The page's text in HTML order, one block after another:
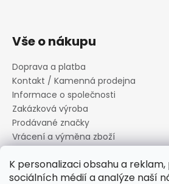
K personalizaci obsahu a
sociálních médií a analýze naší
Vše o nákupu
Doprava a platba
Kontakt / Kamenná prodejna
Informace o společnosti
Zakázková výroba
Prodávané značky
Vrácení a výměna zboží
Informace o souborech cookies
Reklamační řád